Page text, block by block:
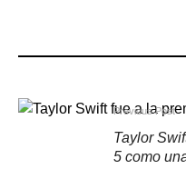
Previous Post
Taylor
5 como